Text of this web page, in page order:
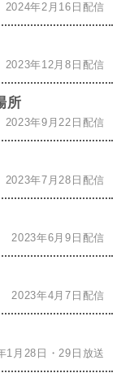
2024年2月16日配信
2023年12月8日配信
所
2023年9月22日配信
2023年7月28日配信
2023年6月9日配信
2023年4月7日配信
1月28日・29日放送